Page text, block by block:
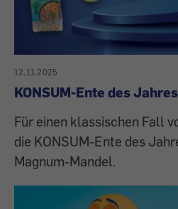
12.11.2025
KONSUM-Ente des
Für einen klassischen Fall
die KONSUM-Ente des
Magnum-Mandel.